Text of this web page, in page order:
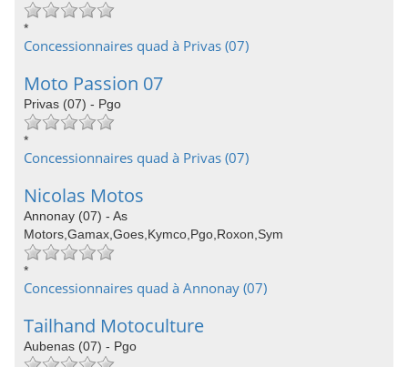
*
Concessionnaires quad à Privas (07)
Moto Passion 07
Privas (07) - Pgo
*
Concessionnaires quad à Privas (07)
Nicolas Motos
Annonay (07) - As
Motors,Gamax,Goes,Kymco,Pgo,Roxon,Sym
*
Concessionnaires quad à Annonay (07)
Tailhand Motoculture
Aubenas (07) - Pgo